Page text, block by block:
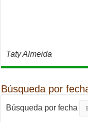
Taty Almeida
Búsqueda por
Búsqueda por fecha